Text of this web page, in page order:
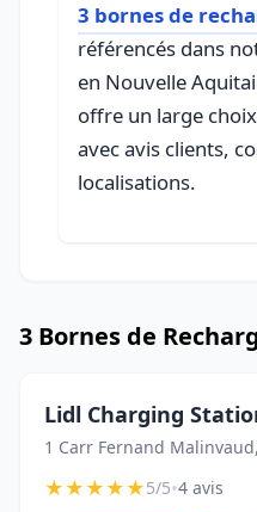
3 bornes de
référencés dans
en Nouvelle
offre un large
avec avis clients,
localisations.
3 Bornes de
Lidl Charging
1 Carr Fernand
★★★★★5/5•4 avis